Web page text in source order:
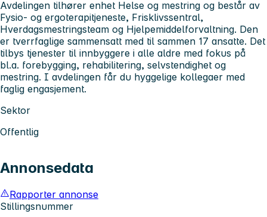
Avdelingen tilhører enhet Helse og mestring og består av
Fysio- og ergoterapitjeneste, Frisklivssentral,
Hverdagsmestringsteam og Hjelpemiddelforvaltning. Den
er tverrfaglige sammensatt med til sammen 17 ansatte. Det
tilbys tjenester til innbyggere i alle aldre med fokus på
bl.a. forebygging, rehabilitering, selvstendighet og
mestring. I avdelingen får du hyggelige kollegaer med
faglig engasjement.
Sektor
Offentlig
Annonsedata
Rapporter annonse
Stillingsnummer